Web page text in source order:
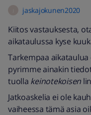
jaskajokunen2020
Kiitos vastauksesta,
aikataulussa kyse
Tarkempaa
pyrimme ainakin
tuolla keinotekoisen
Jatkoaskelia ei ole
vaiheessa tämä asia